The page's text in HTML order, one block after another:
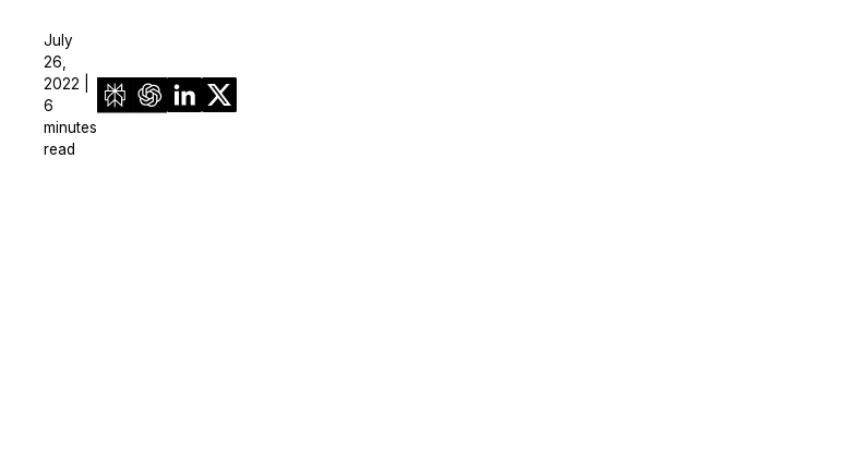
July
26,
2022 |
6
minutes
read